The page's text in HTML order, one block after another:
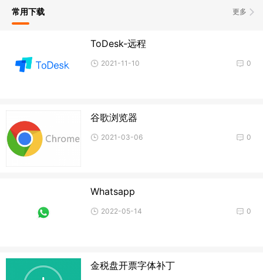
更多
常用下载
ToDesk-远程
0
2021-11-10
谷歌浏览器
0
2021-03-06
Whatsapp
0
2022-05-14
金税盘开票字体补丁